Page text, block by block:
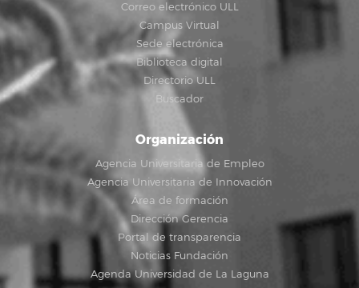
Correo electrónico ULL
Campus Virtual
Sede electrónica
Biblioteca digital
Directorio ULL
Buscador
Organización
Agencia Universitaria de Empleo
Agencia Universitaria de Innovación
Área de formación
Dirección Gerencia
Portal de transparencia
Noticias Fundación
Agenda Universidad de La Laguna